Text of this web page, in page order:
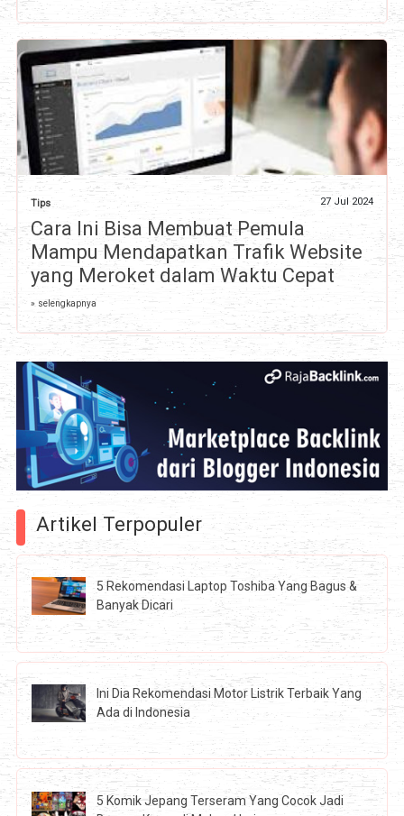
Tips 27 Jul 2024
Cara Ini Bisa Membuat Pemula
Mampu Mendapatkan Trafik Website
yang Meroket dalam Waktu Cepat
» selengkapnya
Artikel Terpopuler
5 Rekomendasi Laptop Toshiba Yang Bagus &
Banyak Dicari
Ini Dia Rekomendasi Motor Listrik Terbaik Yang
Ada di Indonesia
5 Komik Jepang Terseram Yang Cocok Jadi